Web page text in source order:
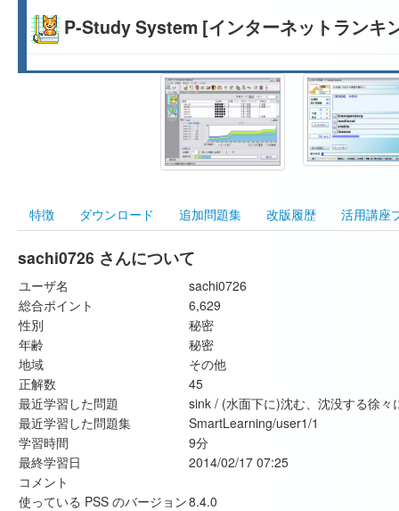
P-Study System [インターネットランキ
特徴 ダウンロード 追加問題集 改版履歴 活用講座
sachi0726 さんについて
ユーザ名
sachi0726
総合ポイント
6,629
性別
秘密
年齢
秘密
地域
その他
正解数
45
最近学習した問題
sink / (水面下に)沈む、沈没する徐
最近学習した問題集
SmartLearning/user1/1
学習時間
9分
最終学習日
2014/02/17 07:25
コメント
使っている PSS のバージョン8.4.0